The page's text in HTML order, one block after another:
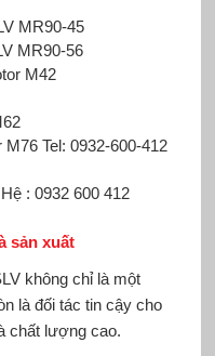
MR90-45
MR90-56
M42
Tel: 0932-600-412
: 0932 600 412
sản xuất
không chỉ là một
là đối tác tin cậy cho
chất lượng cao.